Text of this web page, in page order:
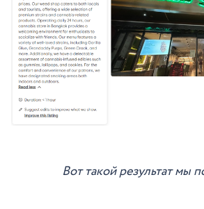
Вот такой результат мы